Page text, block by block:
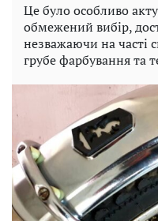
Це було особливо
обмежений вибір,
незважаючи на часті
грубе фарбування та